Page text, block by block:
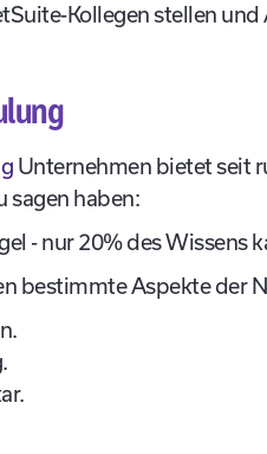
Kollegen stellen
Unternehmen bietet seit
sagen haben:
- nur 20% des Wissens
bestimmte Aspekte der